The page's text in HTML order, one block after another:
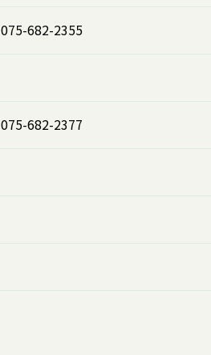
075-682-2355
075-682-2377